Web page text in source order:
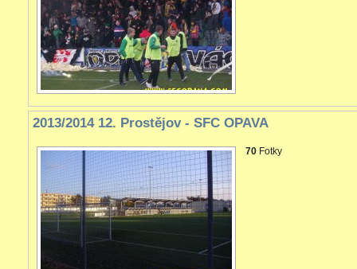
2013/2014 12. Prostějov - SFC OPAVA
70 Fotky